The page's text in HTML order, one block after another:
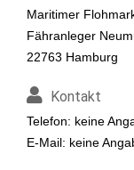
Maritimer
Fähranleger
22763 Hamburg
Kontakt
Telefon: keine
E-Mail: keine